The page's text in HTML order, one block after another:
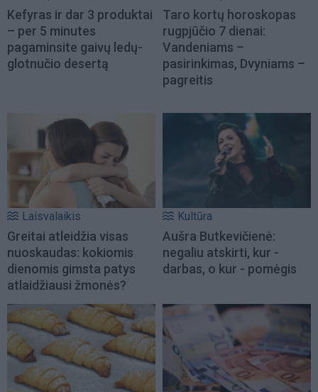
Kefyras ir dar 3 produktai
– per 5 minutes
pagaminsite gaivų ledų-
glotnučio desertą
Taro kortų horoskopas
rugpjūčio 7 dienai:
Vandeniams –
pasirinkimas, Dvyniams –
pagreitis
Laisvalaikis
Greitai atleidžia visas
nuoskaudas: kokiomis
dienomis gimsta patys
atlaidžiausi žmonės?
Kultūra
Aušra Butkevičienė:
negaliu atskirti, kur -
darbas, o kur - pomėgis